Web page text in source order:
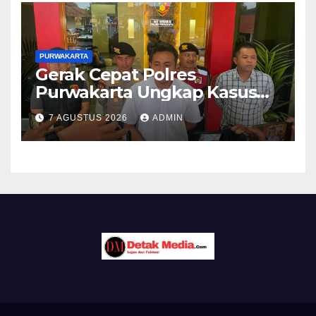
PURWAKARTA
Gerak Cepat Polres
Purwakarta Ungkap Kasus
Dugaan Pembunuhan di
Cikopo, Terduga Pelaku
Diamankan Sesaat Setelah
7 AGUSTUS 2026 ADMIN